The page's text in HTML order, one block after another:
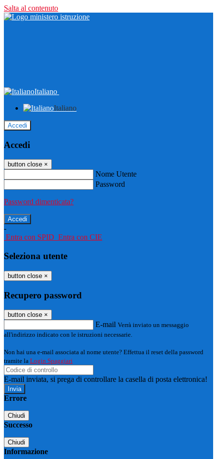
Salta al contenuto
Italiano
Italiano
Accedi
Accedi
button close ×
Nome Utente
Password
Password dimenticata?
-
Entra con SPID Entra con CIE
Seleziona utente
button close ×
Recupero password
button close ×
E-mail Verrà inviato un messaggio
all'indirizzo indicato con le istruzioni necessarie.
Non hai una e-mail associata al nome utente? Effettua il reset della password
tramite la Login Spaggiari
E-mail inviata, si prega di controllare la casella di posta elettronica!
Errore
Chiudi
Successo
Chiudi
Informazione